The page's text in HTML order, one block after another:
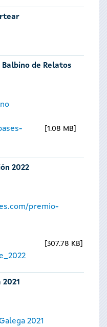
de Relatos
1.08 MB
2022
premio-
307.78 KB
2021